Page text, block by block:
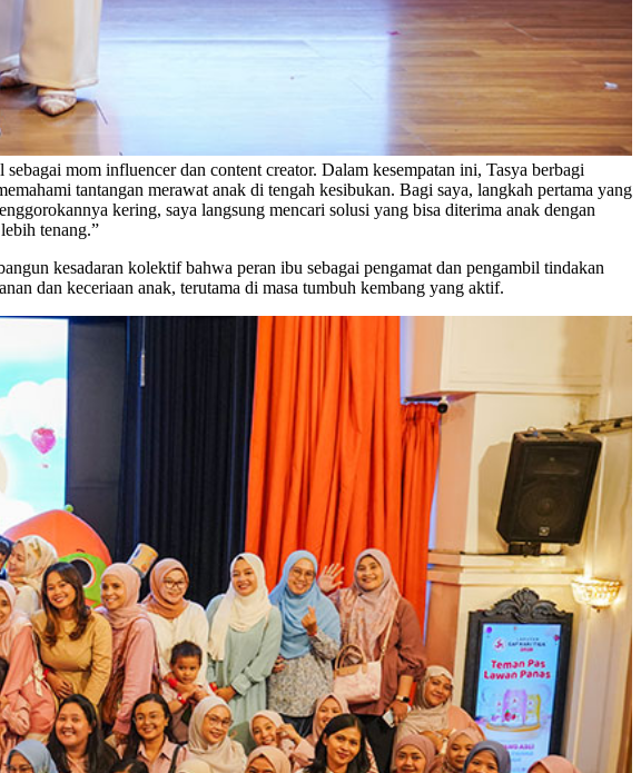
mom influencer dan content creator. Dalam kesempatan ini, Tasya berbagi
tantangan merawat anak di tengah kesibukan. Bagi saya, langkah pertama yang
kering, saya langsung mencari solusi yang bisa diterima anak dengan
tenang.”
kesadaran kolektif bahwa peran ibu sebagai pengamat dan pengambil tindakan
dan keceriaan anak, terutama di masa tumbuh kembang yang aktif.